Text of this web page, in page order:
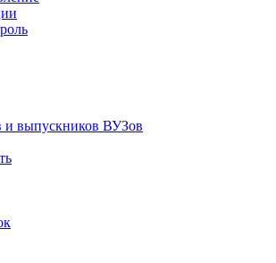
и выпускников ВУЗов